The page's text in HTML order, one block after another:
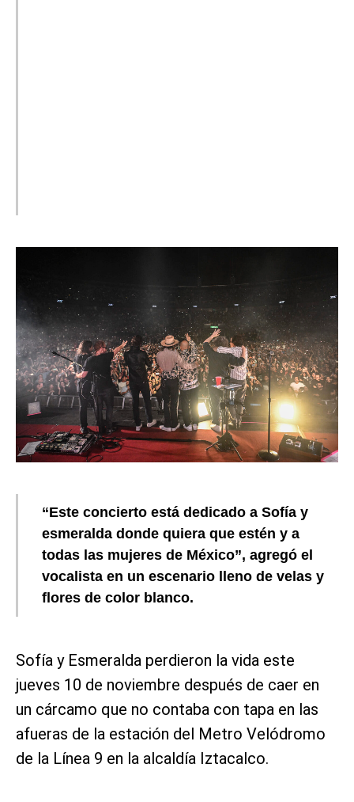
“Este concierto está dedicado a Sofía y
esmeralda donde quiera que estén y a
todas las mujeres de México”, agregó el
vocalista en un escenario lleno de velas y
flores de color blanco.
Sofía y Esmeralda perdieron la vida este
jueves 10 de noviembre después de caer en
un cárcamo que no contaba con tapa en las
afueras de la estación del Metro Velódromo
de la Línea 9 en la alcaldía Iztacalco.